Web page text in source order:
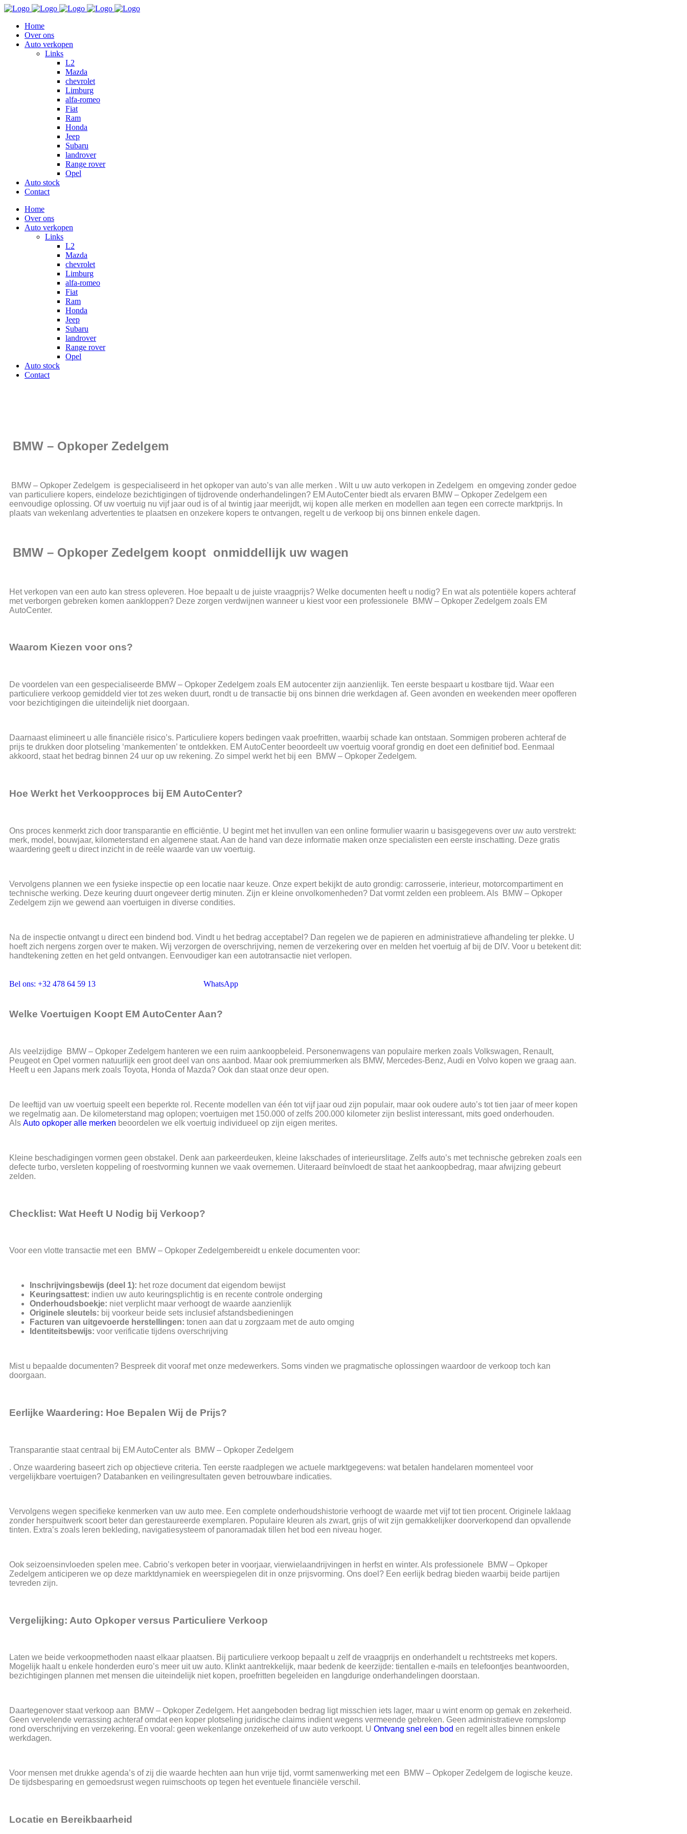
Home
Over ons
Auto verkopen
Links
L2
Mazda
chevrolet
Limburg
alfa-romeo
Fiat
Ram
Honda
Jeep
Subaru
landrover
Range rover
Opel
Auto stock
Contact
Home
Over ons
Auto verkopen
Links
L2
Mazda
chevrolet
Limburg
alfa-romeo
Fiat
Ram
Honda
Jeep
Subaru
landrover
Range rover
Opel
Auto stock
Contact
BMW – Opkoper Zedelgem
BMW – Opkoper Zedelgem is gespecialiseerd in het opkoper van auto’s van alle merken . Wilt u uw auto verkopen in Zedelgem en omgeving zonder gedoe
van particuliere kopers, eindeloze bezichtigingen of tijdrovende onderhandelingen? EM AutoCenter biedt als ervaren BMW – Opkoper Zedelgem een
eenvoudige oplossing. Of uw voertuig nu vijf jaar oud is of al twintig jaar meerijdt, wij kopen alle merken en modellen aan tegen een correcte marktprijs. In
plaats van wekenlang advertenties te plaatsen en onzekere kopers te ontvangen, regelt u de verkoop bij ons binnen enkele dagen.
BMW – Opkoper Zedelgem koopt onmiddellijk uw wagen
Het verkopen van een auto kan stress opleveren. Hoe bepaalt u de juiste vraagprijs? Welke documenten heeft u nodig? En wat als potentiële kopers achteraf
met verborgen gebreken komen aankloppen? Deze zorgen verdwijnen wanneer u kiest voor een professionele BMW – Opkoper Zedelgem zoals EM
AutoCenter.
Waarom Kiezen voor ons?
De voordelen van een gespecialiseerde BMW – Opkoper Zedelgem zoals EM autocenter zijn aanzienlijk. Ten eerste bespaart u kostbare tijd. Waar een
particuliere verkoop gemiddeld vier tot zes weken duurt, rondt u de transactie bij ons binnen drie werkdagen af. Geen avonden en weekenden meer opofferen
voor bezichtigingen die uiteindelijk niet doorgaan.
Daarnaast elimineert u alle financiële risico’s. Particuliere kopers bedingen vaak proefritten, waarbij schade kan ontstaan. Sommigen proberen achteraf de
prijs te drukken door plotseling ‘mankementen’ te ontdekken. EM AutoCenter beoordeelt uw voertuig vooraf grondig en doet een definitief bod. Eenmaal
akkoord, staat het bedrag binnen 24 uur op uw rekening. Zo simpel werkt het bij een BMW – Opkoper Zedelgem.
Hoe Werkt het Verkoopproces bij EM AutoCenter?
Ons proces kenmerkt zich door transparantie en efficiëntie. U begint met het invullen van een online formulier waarin u basisgegevens over uw auto verstrekt:
merk, model, bouwjaar, kilometerstand en algemene staat. Aan de hand van deze informatie maken onze specialisten een eerste inschatting. Deze gratis
waardering geeft u direct inzicht in de reële waarde van uw voertuig.
Vervolgens plannen we een fysieke inspectie op een locatie naar keuze. Onze expert bekijkt de auto grondig: carrosserie, interieur, motorcompartiment en
technische werking. Deze keuring duurt ongeveer dertig minuten. Zijn er kleine onvolkomenheden? Dat vormt zelden een probleem. Als BMW – Opkoper
Zedelgem zijn we gewend aan voertuigen in diverse condities.
Na de inspectie ontvangt u direct een bindend bod. Vindt u het bedrag acceptabel? Dan regelen we de papieren en administratieve afhandeling ter plekke. U
hoeft zich nergens zorgen over te maken. Wij verzorgen de overschrijving, nemen de verzekering over en melden het voertuig af bij de DIV. Voor u betekent dit:
handtekening zetten en het geld ontvangen. Eenvoudiger kan een autotransactie niet verlopen.
Bel ons: +32 478 64 59 13 WhatsApp
Welke Voertuigen Koopt EM AutoCenter Aan?
Als veelzijdige BMW – Opkoper Zedelgem hanteren we een ruim aankoopbeleid. Personenwagens van populaire merken zoals Volkswagen, Renault,
Peugeot en Opel vormen natuurlijk een groot deel van ons aanbod. Maar ook premiummerken als BMW, Mercedes-Benz, Audi en Volvo kopen we graag aan.
Heeft u een Japans merk zoals Toyota, Honda of Mazda? Ook dan staat onze deur open.
De leeftijd van uw voertuig speelt een beperkte rol. Recente modellen van één tot vijf jaar oud zijn populair, maar ook oudere auto’s tot tien jaar of meer kopen
we regelmatig aan. De kilometerstand mag oplopen; voertuigen met 150.000 of zelfs 200.000 kilometer zijn beslist interessant, mits goed onderhouden.
Als Auto opkoper alle merken beoordelen we elk voertuig individueel op zijn eigen merites.
Kleine beschadigingen vormen geen obstakel. Denk aan parkeerdeuken, kleine lakschades of interieurslitage. Zelfs auto’s met technische gebreken zoals een
defecte turbo, versleten koppeling of roestvorming kunnen we vaak overnemen. Uiteraard beïnvloedt de staat het aankoopbedrag, maar afwijzing gebeurt
zelden.
Checklist: Wat Heeft U Nodig bij Verkoop?
Voor een vlotte transactie met een BMW – Opkoper Zedelgembereidt u enkele documenten voor:
Inschrijvingsbewijs (deel 1): het roze document dat eigendom bewijst
Keuringsattest: indien uw auto keuringsplichtig is en recente controle onderging
Onderhoudsboekje: niet verplicht maar verhoogt de waarde aanzienlijk
Originele sleutels: bij voorkeur beide sets inclusief afstandsbedieningen
Facturen van uitgevoerde herstellingen: tonen aan dat u zorgzaam met de auto omging
Identiteitsbewijs: voor verificatie tijdens overschrijving
Mist u bepaalde documenten? Bespreek dit vooraf met onze medewerkers. Soms vinden we pragmatische oplossingen waardoor de verkoop toch kan
doorgaan.
Eerlijke Waardering: Hoe Bepalen Wij de Prijs?
Transparantie staat centraal bij EM AutoCenter als BMW – Opkoper Zedelgem
. Onze waardering baseert zich op objectieve criteria. Ten eerste raadplegen we actuele marktgegevens: wat betalen handelaren momenteel voor
vergelijkbare voertuigen? Databanken en veilingresultaten geven betrouwbare indicaties.
Vervolgens wegen specifieke kenmerken van uw auto mee. Een complete onderhoudshistorie verhoogt de waarde met vijf tot tien procent. Originele laklaag
zonder herspuitwerk scoort beter dan gerestaureerde exemplaren. Populaire kleuren als zwart, grijs of wit zijn gemakkelijker doorverkopend dan opvallende
tinten. Extra’s zoals leren bekleding, navigatiesysteem of panoramadak tillen het bod een niveau hoger.
Ook seizoensinvloeden spelen mee. Cabrio’s verkopen beter in voorjaar, vierwielaandrijvingen in herfst en winter. Als professionele BMW – Opkoper
Zedelgem anticiperen we op deze marktdynamiek en weerspiegelen dit in onze prijsvorming. Ons doel? Een eerlijk bedrag bieden waarbij beide partijen
tevreden zijn.
Vergelijking: Auto Opkoper versus Particuliere Verkoop
Laten we beide verkoopmethoden naast elkaar plaatsen. Bij particuliere verkoop bepaalt u zelf de vraagprijs en onderhandelt u rechtstreeks met kopers.
Mogelijk haalt u enkele honderden euro’s meer uit uw auto. Klinkt aantrekkelijk, maar bedenk de keerzijde: tientallen e-mails en telefoontjes beantwoorden,
bezichtigingen plannen met mensen die uiteindelijk niet kopen, proefritten begeleiden en langdurige onderhandelingen doorstaan.
Daartegenover staat verkoop aan BMW – Opkoper Zedelgem. Het aangeboden bedrag ligt misschien iets lager, maar u wint enorm op gemak en zekerheid.
Geen vervelende verrassing achteraf omdat een koper plotseling juridische claims indient wegens vermeende gebreken. Geen administratieve rompslomp
rond overschrijving en verzekering. En vooral: geen wekenlange onzekerheid of uw auto verkoopt. U Ontvang snel een bod en regelt alles binnen enkele
werkdagen.
Voor mensen met drukke agenda’s of zij die waarde hechten aan hun vrije tijd, vormt samenwerking met een BMW – Opkoper Zedelgem de logische keuze.
De tijdsbesparing en gemoedsrust wegen ruimschoots op tegen het eventuele financiële verschil.
Locatie en Bereikbaarheid